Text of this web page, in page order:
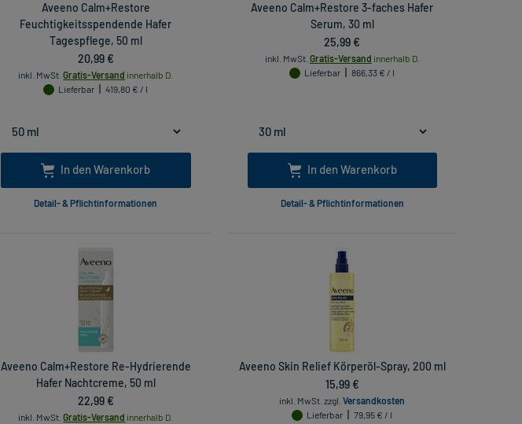
Aveeno Calm+Restore
Feuchtigkeitsspendende Hafer
Tagespflege, 50 ml
20,99 €
inkl. MwSt. Gratis-Versand innerhalb D.
Lieferbar
419,80 € / l
In den Warenkorb
Detail- & Pflichtinformationen
Aveeno Calm+Restore 3-faches Hafer
Serum, 30 ml
25,99 €
inkl. MwSt. Gratis-Versand innerhalb D.
Lieferbar
866,33 € / l
In den Warenkorb
Detail- & Pflichtinformationen
Aveeno Calm+Restore Re-Hydrierende
Hafer Nachtcreme, 50 ml
22,99 €
inkl. MwSt. Gratis-Versand innerhalb D.
Aveeno Skin Relief Körperöl-Spray, 200 ml
15,99 €
inkl. MwSt. zzgl.Versandkosten
Lieferbar
79,95 € / l